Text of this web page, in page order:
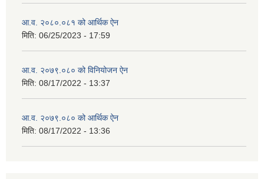
आ.व. २०८०.०८१ को आर्थिक ऐन
मिति: 06/25/2023 - 17:59
आ.व. २०७९.०८० को विनियोजन ऐन
मिति: 08/17/2022 - 13:37
आ.व. २०७९.०८० को आर्थिक ऐन
मिति: 08/17/2022 - 13:36